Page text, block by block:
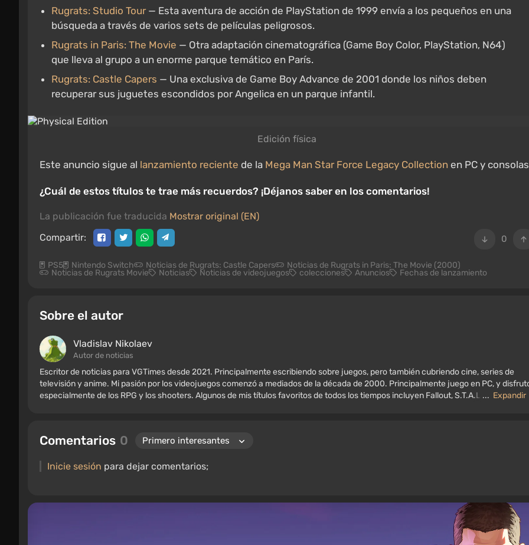
Rugrats: Studio Tour— Esta aventura de acción de PlayStation de 1999 envía a los pequeños en una
búsqueda a través de varios sets de películas peligrosos.
Rugrats in Paris: The Movie — Otra adaptación cinematográfica (Game Boy Color, PlayStation, N64)
que lleva al grupo a un enorme parque temático en París.
Rugrats: Castle Capers — Una exclusiva de Game Boy Advance de 2001 donde los niños deben
recuperar sus juguetes escondidos por Angelica en un parque infantil.
Edición física
Este anuncio sigue al lanzamiento reciente de la Mega Man Star Force Legacy Collection en PC y
¿Cuál de estos títulos te trae más recuerdos? ¡Déjanos saber en los comentarios!
La publicación fue traducida Mostrar original (EN)
0
Compartir:
PS5 Nintendo Switch Noticias de Rugrats: Castle Capers Noticias de Rugrats in Paris: The Movie (2000)
Noticias de Rugrats Movie Noticias Noticias de videojuegos colecciones Anuncios Fechas de lanzamiento
Sobre el autor
Vladislav Nikolaev
Autor de noticias
Escritor de noticias para VGTimes desde 2021. Principalmente escribiendo sobre juegos, pero también cubriendo cine, series de
televisión y anime. Mi pasión por los videojuegos comenzó a mediados de la década de 2000. Principalmente juego en PC, y
especialmente de los RPG y los shooters. Algunos de mis títulos favoritos de todos los tiempos incluyen Fallout, S.T.A.L.K.E.R.,
... Expandir
Comentarios 0
Inicie sesión para dejar comentarios;